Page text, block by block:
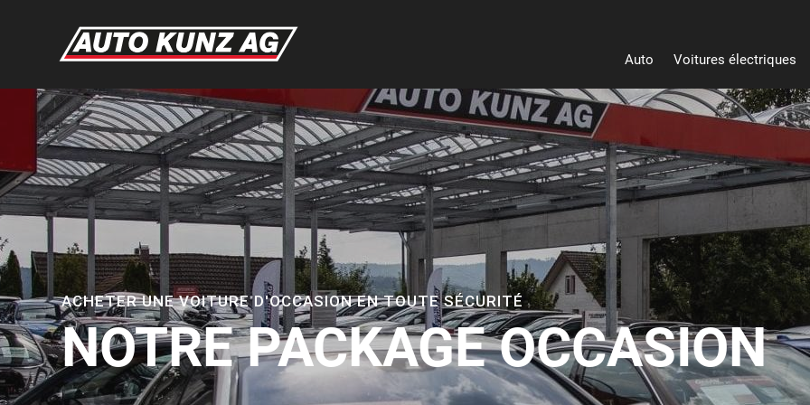
Auto Voitures électriques
ACHETER UNE VOITURE D'OCCASION EN TOUTE SÉCURITÉ
NOTRE PACKAGE OCCASION